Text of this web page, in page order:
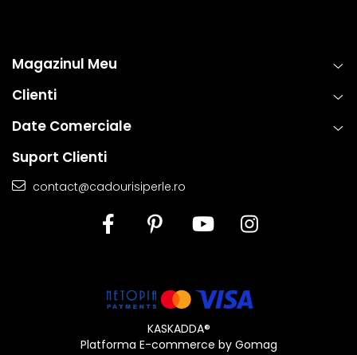
Magazinul Meu
Clienti
Date Comerciale
Suport Clienti
contact@cadourisiperle.ro
KASKADDA®
Platforma E-commerce by Gomag